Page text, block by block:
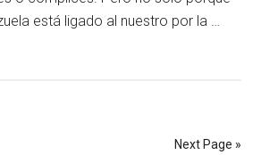
está ligado al nuestro por la …
Next Page »